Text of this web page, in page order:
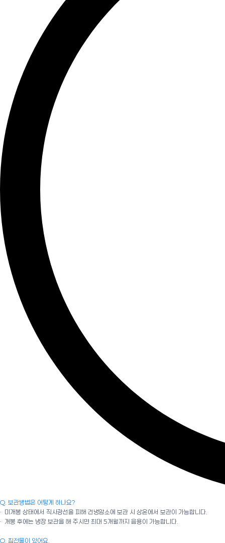
Q. 보관방법은 어떻게 하나요?
· 미개봉 상태에서 직사광선을 피해 건냉암소에 보관 시 상온에서 보관이 가능합니다.
· 개봉 후에는 냉장 보관을 해 주시면 최대 5개월까지 음용이 가능합니다.
Q. 침전물이 있어요.